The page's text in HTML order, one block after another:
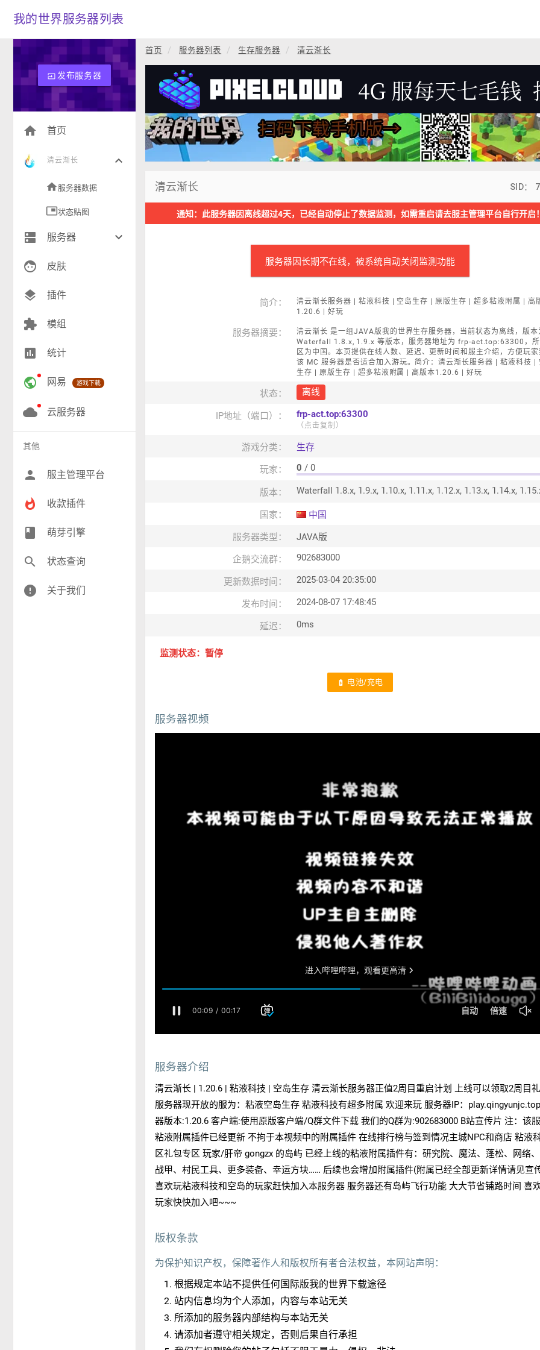
我的世界服务器列表
input发布服务器
home 首页
清云渐长 keyboard_arrow_down
home 服务器数据
picture_in_picture状态贴图
dns 服务器 keyboard_arrow_down
生存(239)
创造(9)
RPG(189)
小游戏(16)
神奇宝贝(26)
工业(9)
face 皮肤
layers 插件
extension 模组
insert_chart 统计
public 网易 游戏下载
cloud 云服务器
其他
person 服主管理平台
whatshot 收款插件
class 萌芽引擎
search 状态查询
error 关于我们
首页 服务器列表 生存服务器 清云渐长
清云渐长 SID：
通知：此服务器因离线超过4天，已经自动停止了数据监测，如需重启请去服主管理平台自行开启！
服务器因长期不在线，被系统自动关闭监测功能
简介：
清云渐长服务器 | 粘液科技 | 空岛生存 | 原版生存 | 超多粘液附属 | 高
1.20.6 | 好玩
服务器摘要：
清云渐长 是一组JAVA版我的世界生存服务器，当前状态为离线，版本
Waterfall 1.8.x, 1.9.x 等版本，服务器地址为 frp-act.top:63300，
区为中国。本页提供在线人数、延迟、更新时间和服主介绍，方便玩家
该 MC 服务器是否适合加入游玩。简介：清云渐长服务器 | 粘液科技 |
生存 | 原版生存 | 超多粘液附属 | 高版本1.20.6 | 好玩
状态： 离线
IP地址（端口）： frp-act.top:63300
（点击复制）
游戏分类： 生存
玩家： 0 / 0
版本：
国家： 中国
服务器类型： JAVA版
企鹅交流群： 902683000
更新数据时间： 2025-03-04 20:35:00
发布时间： 2024-08-07 17:48:45
延迟： 0ms
监测状态：暂停
battery_charging_full 电池/充电
服务器视频
服务器介绍
清云渐长 | 1.20.6 | 粘液科技 | 空岛生存 清云渐长服务器正值2周目重启计划 上线可以领取2周目
服务器现开放的服为：粘液空岛生存 粘液科技有超多附属 欢迎来玩 服务器IP：
器版本:1.20.6 客户端:使用原版客户端/Q群文件下载 我们的Q群为:902683000 B站宣传片 注：该
粘液附属插件已经更新 不拘于本视频中的附属插件 在线排行榜与签到情况 ​主城NPC和商店 粘液
区 ​ 礼包专区 玩家/肝帝 gongzx 的岛屿 已经上线的粘液附属插件有：研究院、魔法、蓬松、网络
战甲、村民工具、更多装备、幸运方块…… 后续也会增加附属插件(附属已经全部更新详情请见宣
喜欢玩粘液科技和空岛的玩家赶快加入本服务器 服务器还有岛屿飞行功能 大大节省铺路时间 喜
玩家快快加入吧~~~
版权条款
为保护知识产权，保障著作人和版权所有者合法权益，本网站声明：
根据规定本站不提供任何国际版我的世界下载途径
站内信息均为个人添加，内容与本站无关
所添加的服务器内部结构与本站无关
请添加者遵守相关规定，否则后果自行承担